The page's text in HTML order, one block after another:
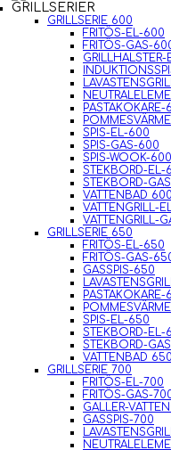
GRILLSERIER
GRILLSERIE 600
FRITÖS-EL-600
FRITÖS-GAS-
PASTAKOKARE-
SPIS-EL-600
SPIS-GAS-600
SPIS-WOOK-600
STEKBORD-EL-
STEKBORD-
VATTENBAD 600
VATTENGRILL-
VATTENGRILL-
GRILLSERIE 650
FRITÖS-EL-650
FRITÖS-GAS-
GASSPIS-650
PASTAKOKARE-
SPIS-EL-650
STEKBORD-EL-
STEKBORD-
VATTENBAD 650
GRILLSERIE 700
FRITÖS-EL-700
FRITÖS-GAS-
GALLER-
GASSPIS-700